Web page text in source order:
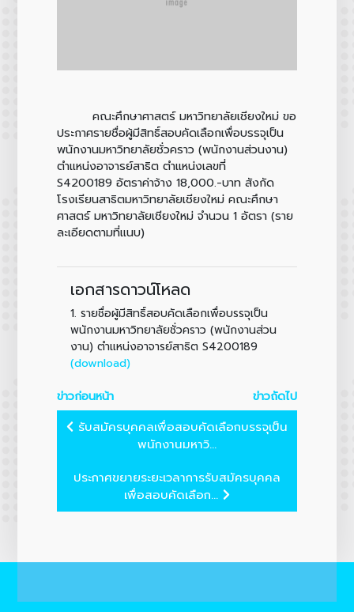
คณะศึกษาศาสตร์ มหาวิทยาลัยเชียงใหม่ ขอ
ประกาศรายชื่อผู้มีสิทธิ์สอบคัดเลือกเพื่อบรรจุเป็น
พนักงานมหาวิทยาลัยชั่วคราว (พนักงานส่วนงาน)
ตำแหน่งอาจารย์สาธิต ตำแหน่งเลขที่
S4200189 อัตราค่าจ้าง 18,000.-บาท สังกัด
โรงเรียนสาธิตมหาวิทยาลัยเชียงใหม่ คณะศึกษา
ศาสตร์ มหาวิทยาลัยเชียงใหม่ จำนวน 1 อัตรา (ราย
ละเอียดตามที่แนบ)
เอกสารดาวน์โหลด
1. รายชื่อผู้มีสิทธิ์สอบคัดเลือกเพื่อบรรจุเป็น
พนักงานมหาวิทยาลัยชั่วคราว (พนักงานส่วน
งาน) ตำแหน่งอาจารย์สาธิต S4200189
(download)
ข่าวก่อนหน้า
ข่าวถัดไป
รับสมัครบุคคลเพื่อสอบคัดเลือกบรรจุเป็น
พนักงานมหาวิ...
ประกาศขยายระยะเวลาการรับสมัครบุคคล
เพื่อสอบคัดเลือก...